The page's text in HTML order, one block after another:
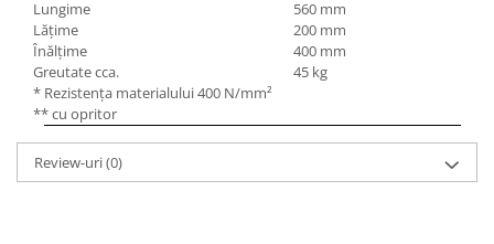
Masini electrice de filetat
Exhaustor pentru aschii metal
Masini de gaurit cu talpa
magnetica
Instalatii de spalare a pieselor
Lame de ferastrau cu varf din
carbura
Lame de ferăstrău cu acoperire
TiN
Panze de taiere cu banda verticala
Panze de taiere metal pentru
ferastraie
Lungime
560 mm
Lăţime
200 mm
Înălţime
400 mm
Greutate cca.
45 kg
* Rezistenţa materialului 400 N/mm²
** cu opritor
Review-uri(0)